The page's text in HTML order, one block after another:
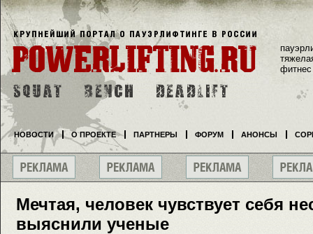
Мечтая, человек чувствует себя
выяснили ученые
фитнес
НОВОСТИ О ПРОЕКТЕ ПАРТНЕРЫ ФОРУМ АНОНСЫ